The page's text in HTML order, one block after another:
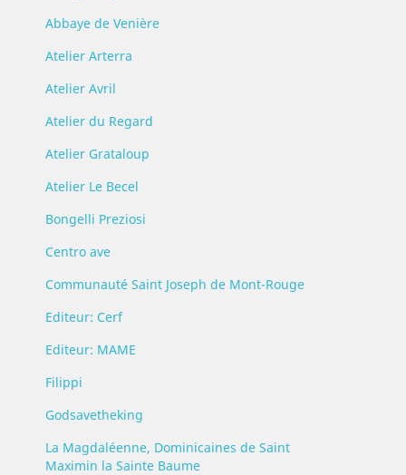
Abbaye de Venière
Atelier Arterra
Atelier Avril
Atelier du Regard
Atelier Grataloup
Atelier Le Becel
Bongelli Preziosi
Centro ave
Communauté Saint Joseph de Mont-Rouge
Editeur: Cerf
Editeur: MAME
Filippi
Godsavetheking
La Magdaléenne, Dominicaines de Saint
Maximin la Sainte Baume